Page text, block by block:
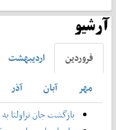
آرشیو
فروردين ارديبهشت
مهر
آبان آذر
بازگشت جان تراولتا